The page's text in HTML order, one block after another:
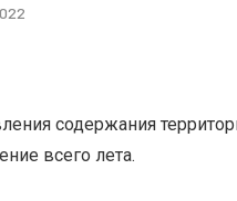
содержания
всего лета.